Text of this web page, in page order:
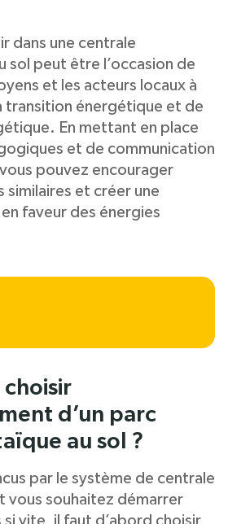
dans une centrale
sol peut être l’occasion de
et les acteurs locaux à
transition énergétique et de
En mettant en place
et de communication
pouvez encourager
similaires et créer une
faveur des énergies
d’un parc
au sol ?
par le système de centrale
souhaitez démarrer
vite, il faut d’abord choisir